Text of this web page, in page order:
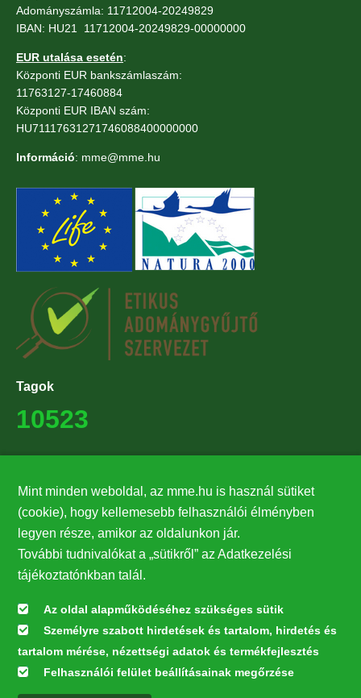
Adományszámla: 11712004-20249829
IBAN: HU21 11712004-20249829-00000000
EUR utalása esetén:
Központi EUR bankszámlaszám:
11763127-17460884
Központi EUR IBAN szám:
HU71117631271746088400000000
Információ: mme@mme.hu
Tagok
10523
27224
Hírlevél feliratkozás
Értesüljön elsőként legfrissebb híreinkről, eseményeinkről!
Feliratkozás
Mint minden weboldal, az mme.hu is használ sütiket
(cookie), hogy kellemesebb felhasználói élményben
legyen része, amikor az oldalunkon jár.
További tudnivalókat a „sütikről” az Adatkezelési
tájékoztatónkban talál.
Az oldal alapműködéséhez szükséges sütik
Személyre szabott hirdetések és tartalom, hirdetés és
tartalom mérése, nézettségi adatok és termékfejlesztés
Felhasználói felület beállításainak megőrzése